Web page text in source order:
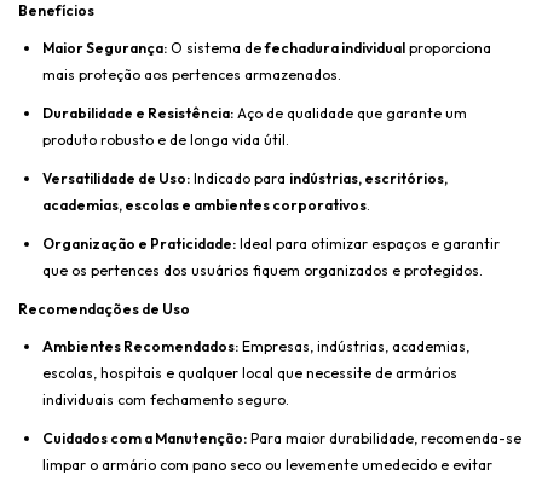
Benefícios
Maior Segurança: O sistema defechadura individual proporciona
mais proteção aos pertences armazenados.
Durabilidade e Resistência: Aço de qualidade que garante um
produto robusto e de longa vida útil.
Versatilidade de Uso: Indicado para indústrias, escritórios,
academias, escolas e ambientes corporativos.
Organização e Praticidade: Ideal para otimizar espaços e garantir
que os pertences dos usuários fiquem organizados e protegidos.
Recomendações de Uso
Ambientes Recomendados: Empresas, indústrias, academias,
escolas, hospitais e qualquer local que necessite de armários
individuais com fechamento seguro.
Cuidados com a Manutenção: Para maior durabilidade, recomenda-se
limpar o armário com pano seco ou levemente umedecido e evitar